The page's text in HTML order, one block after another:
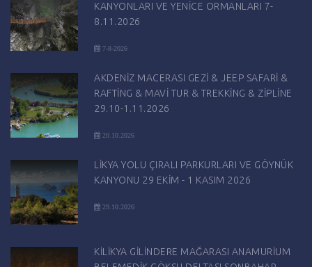
KANYONLARI VE YENİCE ORMANLARI 7-
8.11.2026
7-8-2026
AKDENİZ MACERASI GEZİ & JEEP SAFARİ &
RAFTİNG & MAVİ TUR & TREKKİNG & ZİPLİNE
29.10-1.11.2026
20.10.2026
LİKYA YOLU ÇIRALI PARKURLARI VE GÖYNÜK
KANYONU 29 EKİM - 1 KASIM 2026
29.10.2026
KİLİKYA GİLİNDERE MAĞARASI ANAMURİUM